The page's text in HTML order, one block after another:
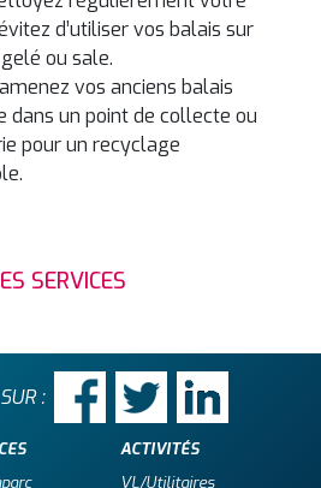
SERVICES
d’utiliser vos balais sur
ou sale.
vos anciens balais
dans un point de collecte ou
pour un recyclage
ACTIVITÉS
VL/Utilitaires
: